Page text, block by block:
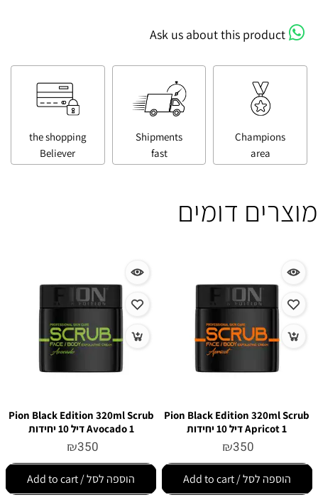
Ask us about this product
Champions
area
Shipments
fast
the shopping
Believer
מוצרים דומים
Pion Black Edition 320ml Scrub
Apricot 1 דיל 10 יחידות
₪350
הוספה לסל / Add to cart
Pion Black Edition 320ml Scrub
Avocado 1 דיל 10 יחידות
₪350
הוספה לסל / Add to cart